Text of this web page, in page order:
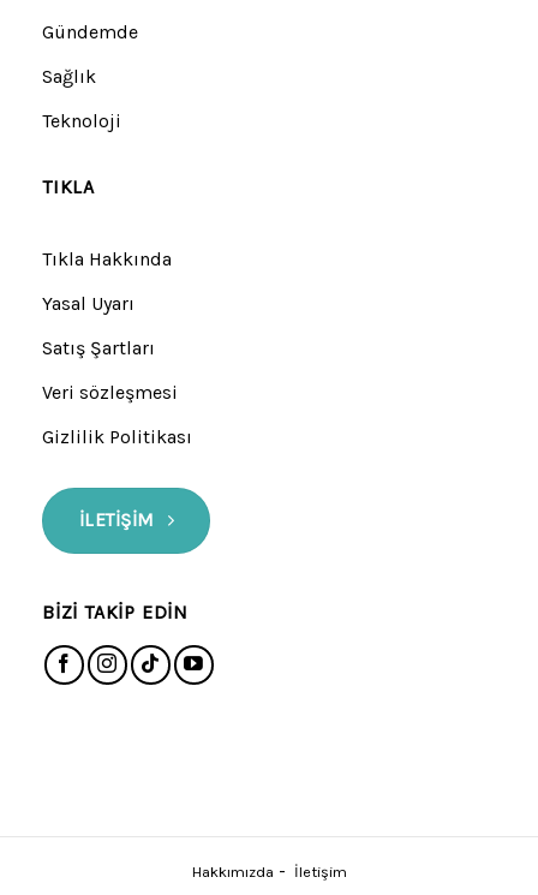
Gündemde
Sağlık
Teknoloji
TIKLA
Tıkla Hakkında
Yasal Uyarı
Satış Şartları
Veri sözleşmesi
Gizlilik Politikası
İLETIŞIM
BIZI TAKIP EDIN
Hakkımızda - İletişim